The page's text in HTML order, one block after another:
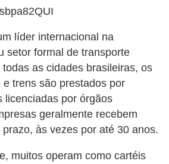
líder internacional na
setor formal de transporte
as cidades brasileiras, os
trens são prestados por
licenciadas por órgãos
geralmente recebem
às vezes por até 30 anos.
muitos operam como cartéis